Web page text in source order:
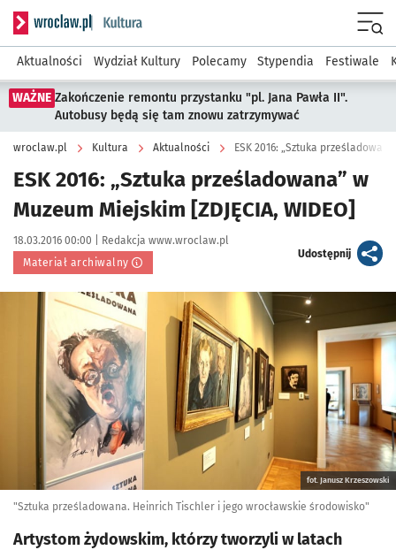
Serwis informacyjny wroclaw.pl podserwis: Kultura
Aktualności Wydział Kultury Polecamy Stypendia Festiwale
WAŻNE Zakończenie remontu przystanku "pl. Jana Pawła II".
Autobusy będą się tam znowu zatrzymywać
wroclaw.pl Kultura Aktualności ESK 2016: „Sztuka
ESK 2016: „Sztuka prześladowana” w
Muzeum Miejskim [ZDJĘCIA, WIDEO]
Data publikacji:
18.03.2016 00:00 | Autor:
Redakcja www.wroclaw.pl
Materiał archiwalny
Udostępnijartykuł
Kliknij, aby powiększyć
fot. Janusz Krzeszowski
"Sztuka prześladowana. Heinrich Tischler i jego wrocławskie środowisko"
Artystom żydowskim, którzy tworzyli w latach